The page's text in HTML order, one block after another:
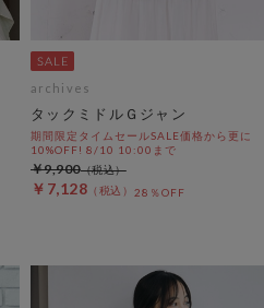
archives
タックミドルＧジャン
期間限定タイムセールSALE価格から更に
10%OFF! 8/10 10:00まで
￥7,128 28％OFF
￥9,900